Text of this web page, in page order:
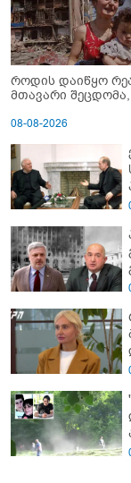
როდის დაიწყო
მთავარი
08-08-2026